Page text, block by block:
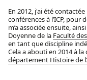
En 2012, j'ai été
conférences à l’ICP, pour
m’a associée ensuite,
Doyenne de la Faculté
en tant que discipline
Cela a abouti en 2014 à
département Histoire de